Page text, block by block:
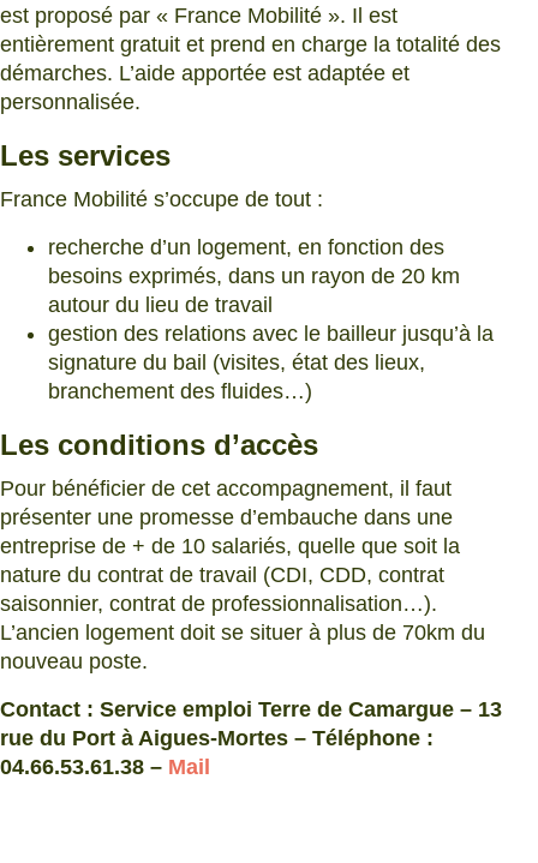
est proposé par « France Mobilité ». Il est
entièrement gratuit et prend en charge la totalité des
démarches. L’aide apportée est adaptée et
personnalisée.
Les services
France Mobilité s’occupe de tout :
recherche d’un logement, en fonction des
besoins exprimés, dans un rayon de 20 km
autour du lieu de travail
gestion des relations avec le bailleur jusqu’à la
signature du bail (visites, état des lieux,
branchement des fluides…)
Les conditions d’accès
Pour bénéficier de cet accompagnement, il faut
présenter une promesse d’embauche dans une
entreprise de + de 10 salariés, quelle que soit la
nature du contrat de travail (CDI, CDD, contrat
saisonnier, contrat de professionnalisation…).
L’ancien logement doit se situer à plus de 70km du
nouveau poste.
Contact : Service emploi Terre de Camargue – 13
rue du Port à Aigues-Mortes – Téléphone :
04.66.53.61.38 – Mail